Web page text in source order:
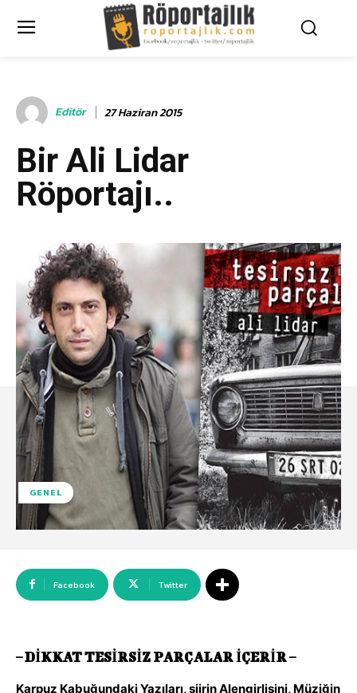
Editör 27 Haziran 2015
Bir Ali Lidar
Röportajı..
GENEL
Facebook Twitter
– DİKKAT TESİRSİZ PARÇALAR İÇERİR –
Karpuz Kabuğundaki Yazıları, şiirin Alengirlisini, Müziğin